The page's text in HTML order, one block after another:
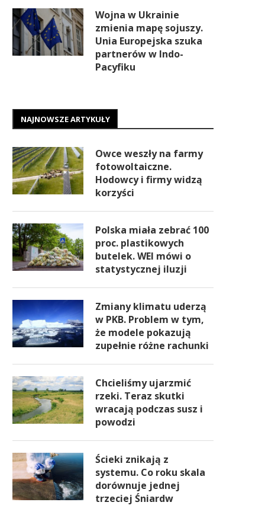
Wojna w Ukrainie
zmienia mapę sojuszy.
Unia Europejska szuka
partnerów w Indo-
Pacyfiku
NAJNOWSZE ARTYKUŁY
Owce weszły na farmy
fotowoltaiczne.
Hodowcy i firmy widzą
korzyści
Polska miała zebrać 100
proc. plastikowych
butelek. WEI mówi o
statystycznej iluzji
Zmiany klimatu uderzą
w PKB. Problem w tym,
że modele pokazują
zupełnie różne rachunki
Chcieliśmy ujarzmić
rzeki. Teraz skutki
wracają podczas susz i
powodzi
Ścieki znikają z
systemu. Co roku skala
dorównuje jednej
trzeciej Śniardw